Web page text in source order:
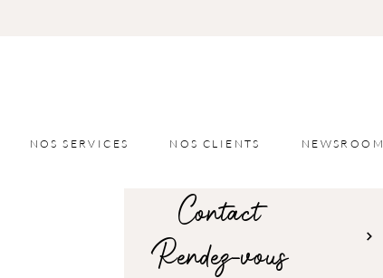
NOS SERVICES NOS CLIENTS NEWSROOM
Rendez-vous
Contact